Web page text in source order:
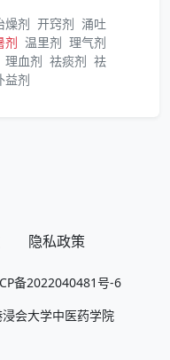
燥剂 开窍剂 涌吐
剂 温里剂 理气剂
理血剂 祛痰剂 祛
益剂
隐私政策
备2022040481号-6
会大学中医药学院